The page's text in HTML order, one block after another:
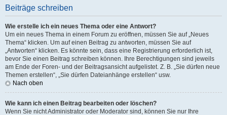
Beiträge schreiben
Wie erstelle ich ein neues Thema oder eine Antwort?
Um ein neues Thema in einem Forum zu eröffnen, müssen Sie auf „Neues
Thema“ klicken. Um auf einen Beitrag zu antworten, müssen Sie auf
„Antworten“ klicken. Es könnte sein, dass eine Registrierung erforderlich ist,
bevor Sie einen Beitrag schreiben können. Ihre Berechtigungen sind jeweils
am Ende der Foren- und der Beitragsansicht aufgelistet. Z. B. „Sie dürfen neue
Themen erstellen“, „Sie dürfen Dateianhänge erstellen“ usw.
Nach oben
Wie kann ich einen Beitrag bearbeiten oder löschen?
Wenn Sie nicht Administrator oder Moderator sind, können Sie nur Ihre